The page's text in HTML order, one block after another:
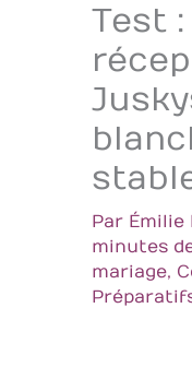
Test
Par Émilie
minutes
mariage,